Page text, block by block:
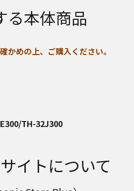
る本体商品
かめの上、ご購入ください。
TH-32J300
イトについて